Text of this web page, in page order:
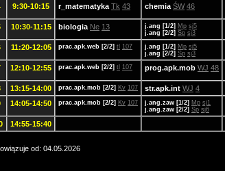
9:30-10:15 r_matematyka Tk 43 chemia ŚW 46
10:30-11:15 biologia Ne 13 j.ang [1/2] Mp sj5
j.ang [2/2] Sp sj3
11:20-12:05 prac.apk.web [2/2] tl 107 j.ang [1/2] Mp sj5
j.ang [2/2] Sp sj3
12:10-12:55 prac.apk.web [2/2] tl 107 prog.apk.mob WJ 48
13:15-14:00 prac.apk.mob [2/2] Kv 107 str.apk.int WJ 4
14:05-14:50 prac.apk.mob [2/2] Kv 107 j.ang.zaw [1/2] Mp sj1
j.ang.zaw [2/2] Sp sj6
14:55-15:40
od: 04.05.2026